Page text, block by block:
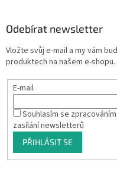
Odebírat newsletter
Vložte svůj e-mail a my vám
produktech na našem e-shopu.
E-mail
Souhlasím se
zasílání newsletterů
PŘIHLÁSIT SE